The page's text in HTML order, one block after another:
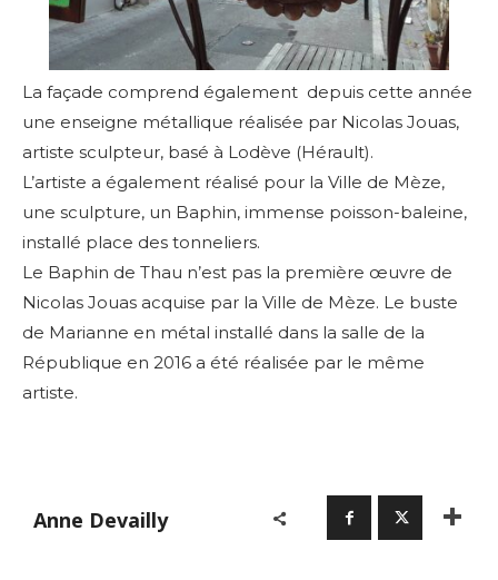
La façade comprend également depuis cette année
une enseigne métallique réalisée par Nicolas Jouas,
artiste sculpteur, basé à Lodève (Hérault).
L’artiste a également réalisé pour la Ville de Mèze,
une sculpture, un Baphin, immense poisson-baleine,
installé place des tonneliers.
Le Baphin de Thau n’est pas la première œuvre de
Nicolas Jouas acquise par la Ville de Mèze. Le buste
de Marianne en métal installé dans la salle de la
République en 2016 a été réalisée par le même
artiste.
Anne Devailly